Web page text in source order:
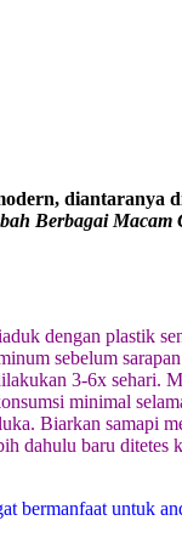
diantaranya
Berbagai
dengan plastik
sebelum
3-6x sehari.
minimal
Biarkan samapi
dahulu baru
bermanfaat untuk